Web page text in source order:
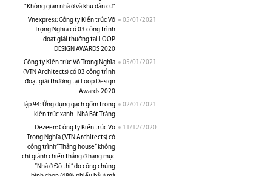
"Không gian nhà ở và khu dân cư"
Vnexpress: Công ty Kiến trúc Võ
Trọng Nghĩa có 03 công trình
đoạt giải thưởng tại LOOP
DESIGN AWARDS 2020
05/01/2021
Công ty Kiến trúc Võ Trọng Nghĩa
(VTN Architects) có 03 công trình
đoạt giải thưởng tại Loop Design
Awards 2020
05/01/2021
Tập 94: Ứng dụng gạch gốm trong
kiến trúc xanh_Nhà Bát Tràng
02/01/2021
Dezeen: Công ty Kiến trúc Võ
Trọng Nghĩa (VTN Architects) có
công trình” Thắng house” không
chỉ giành chiến thắng ở hạng mục
“Nhà ở Đô thị” do công chúng
11/12/2020